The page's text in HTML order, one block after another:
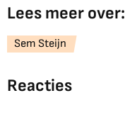
Lees meer over:
Sem Steijn
Reacties